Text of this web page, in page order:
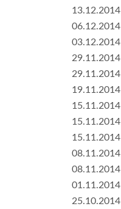
13.12.2014
06.12.2014
03.12.2014
29.11.2014
29.11.2014
19.11.2014
15.11.2014
15.11.2014
15.11.2014
08.11.2014
08.11.2014
01.11.2014
25.10.2014